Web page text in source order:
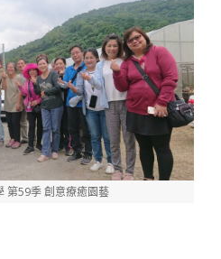
第59季 創意療癒園藝